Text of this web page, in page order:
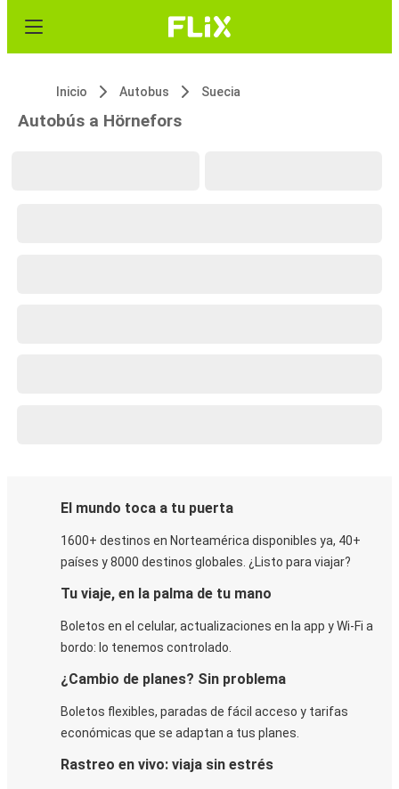
Inicio Autobus Suecia
Autobús a Hörnefors
El mundo toca a tu puerta
1600+ destinos en Norteamérica disponibles ya, 40+
países y 8000 destinos globales. ¿Listo para viajar?
Tu viaje, en la palma de tu mano
Boletos en el celular, actualizaciones en la app y Wi-Fi a
bordo: lo tenemos controlado.
¿Cambio de planes? Sin problema
Boletos flexibles, paradas de fácil acceso y tarifas
económicas que se adaptan a tus planes.
Rastreo en vivo: viaja sin estrés